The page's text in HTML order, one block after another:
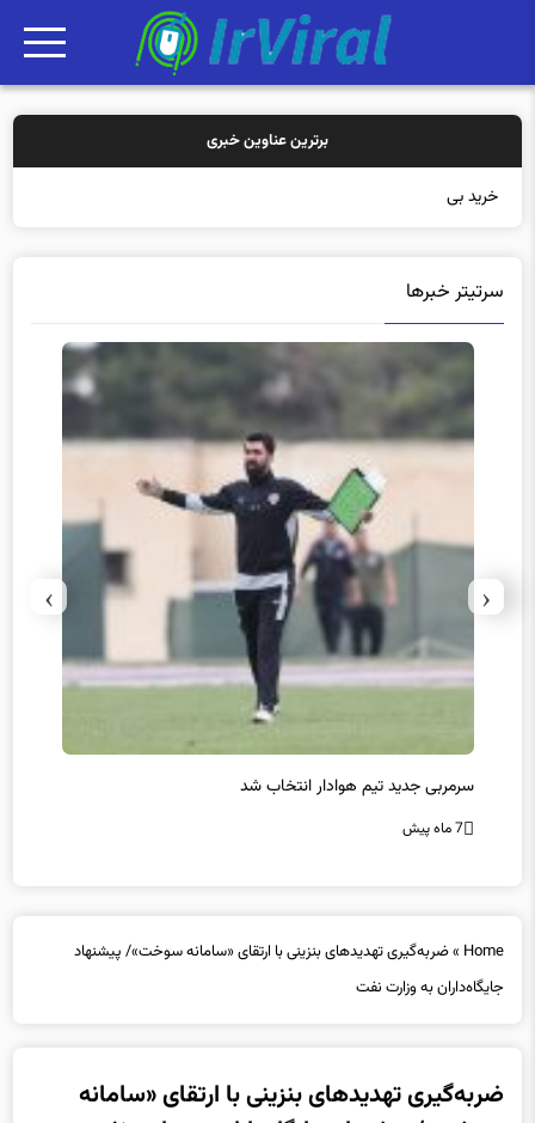
برترین عناوین خبری
خرید بیمه: سنتی یا
سرتیتر خبرها
سرمربی جدید تیم هوادار انتخاب شد
7 ماه پیش
‹
›
Home
»ضربه‌گیری تهدیدهای بنزینی با ارتقای «سامانه سوخت»/ پیشنهاد
جایگاه‌داران به وزارت نفت
ضربه‌گیری تهدیدهای بنزینی با ارتقای «سامانه